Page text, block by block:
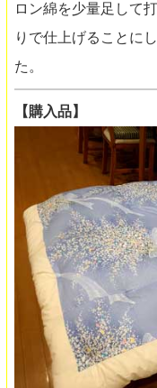
ロン綿を少量足して
りで仕上げることに
【購入品】